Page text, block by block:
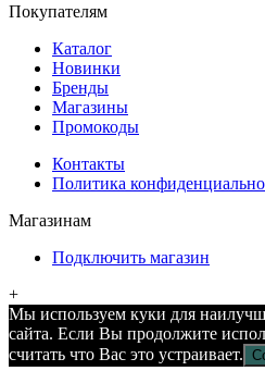
Покупателям
Каталог
Новинки
Бренды
Магазины
Промокоды
Контакты
Политика
Магазинам
Подключить магазин
+
Мы используем куки для
сайта. Если Вы продолжите
считать что Вас это устраивает.